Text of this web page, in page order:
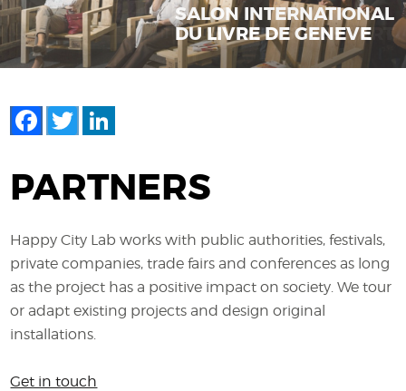
SALON INTERNATIONAL
DU LIVRE DE GENEVE
Facebook
Twitter
PARTNERS
Happy City Lab works with public authorities, festivals,
private companies, trade fairs and conferences as long
as the project has a positive impact on society. We tour
or adapt existing projects and design original
installations.
Get in touch